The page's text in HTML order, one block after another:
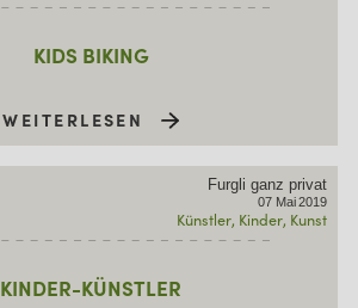
KIDS BIKING
WEITERLESEN
Furgli ganz privat
07 Mai 2019
Künstler Kinder Kunst
KINDER-KÜNSTLER